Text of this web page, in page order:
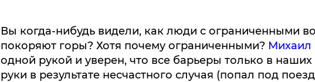
Вы когда-нибудь видели, как люди с ограниченными
покоряют горы? Хотя почему ограниченными? Михаил
одной рукой и уверен, что все барьеры только в
руки в результате несчастного случая (попал под